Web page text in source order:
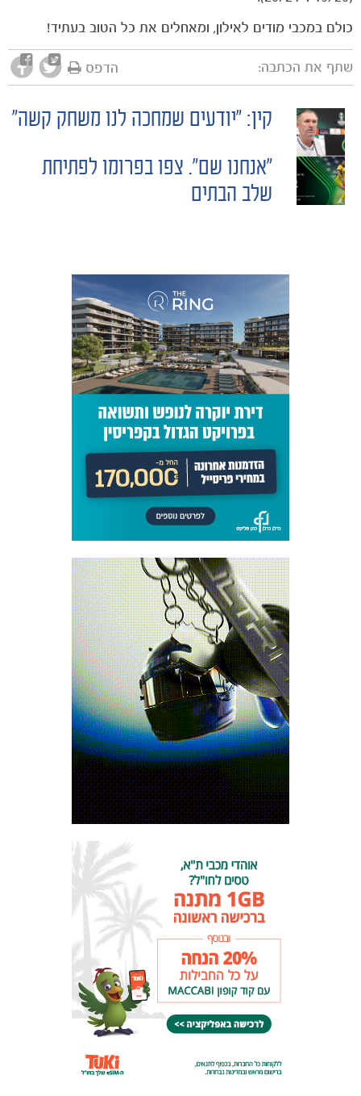
כולם במכבי מודים לאילון, ומאחלים את כל הטוב בעתיד!
שתף את הכתבה: הדפס
POST
NAVIGATION
קין: "יודעים שמחכה לנו משחק קשה"
"אנחנו שם". צפו בפרומו לפתיחת
שלב הבתים